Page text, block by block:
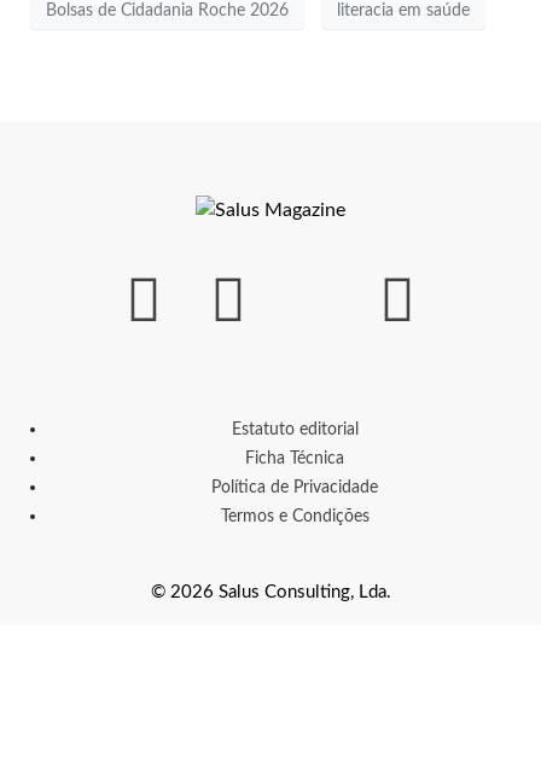
Bolsas de Cidadania Roche 2026 literacia em saúde
Estatuto editorial
Ficha Técnica
Política de Privacidade
Termos e Condições
© 2026 Salus Consulting, Lda.